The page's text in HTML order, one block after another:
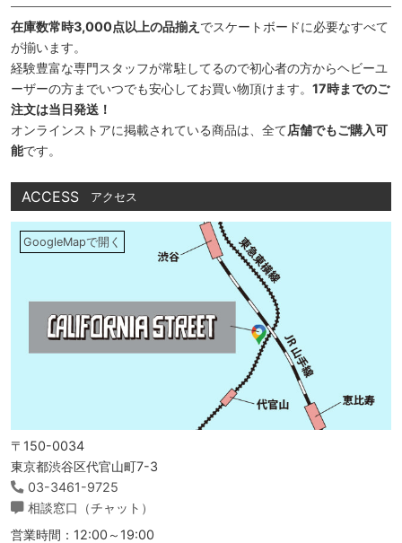
在庫数常時3,000点以上の品揃え でスケートボードに必要なすべて
が揃います。
経験豊富な専門スタッフが常駐してるので初心者の方からヘビーユ
ーザーの方までいつでも安心してお買い物頂けます。 17時までのご
注文は当日発送！
オンラインストアに掲載されている商品は、全て店舗でもご購入可
能です。
ACCESS アクセス
GoogleMapで開く
〒150-0034
東京都渋谷区代官山町7-3
03-3461-9725
相談窓口（チャット）
営業時間：12:00～19:00